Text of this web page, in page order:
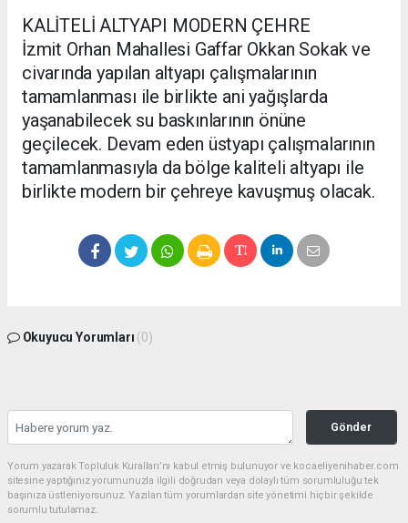
KALİTELİ ALTYAPI MODERN ÇEHRE
İzmit Orhan Mahallesi Gaffar Okkan Sokak ve
civarında yapılan altyapı çalışmalarının
tamamlanması ile birlikte ani yağışlarda
yaşanabilecek su baskınlarının önüne
geçilecek. Devam eden üstyapı çalışmalarının
tamamlanmasıyla da bölge kaliteli altyapı ile
birlikte modern bir çehreye kavuşmuş olacak.
Okuyucu Yorumları (0)
Gönder
Yorum yazarak Topluluk Kuralları’nı kabul etmiş bulunuyor ve kocaeliyenihaber.com
sitesine yaptığınız yorumunuzla ilgili doğrudan veya dolaylı tüm sorumluluğu tek
başınıza üstleniyorsunuz. Yazılan tüm yorumlardan site yönetimi hiçbir şekilde
sorumlu tutulamaz.